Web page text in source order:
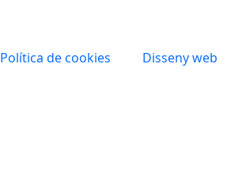
Política de cookies Disseny web